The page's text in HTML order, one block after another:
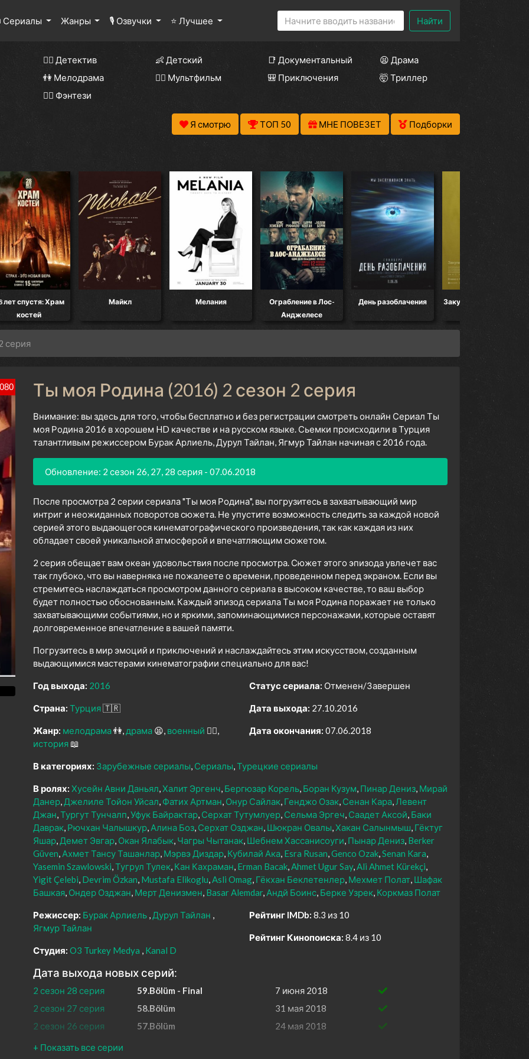
Сериалы Жанры 🎙 Озвучки ⭐ Лучшее Найти
🕵️‍♂️ Детектив 👶 Детский 📑 Документальный
😫 Драма
👫 Мелодрама 🧚‍♀️ Мультфильм 🎒 Приключения
🤯 Триллер
🧝‍♂️ Фэнтези
Я смотрю ТОП 50 МНЕ ПОВЕЗЕТ Подборки
лет спустя: Храм
костей
Майкл Мелания
Ограбление в Лос-
Анджелесе
День разоблачения Закулисье реальности
серия
Ты моя Родина (2016) 2 сезон 2 серия
Внимание: вы здесь для того, чтобы бесплатно и без регистрации смотреть онлайн Сериал Ты
моя Родина 2016 в хорошем HD качестве и на русском языке. Сьемки происходили в Турция
талантливым режиссером Бурак Арлиель, Дурул Тайлан, Ягмур Тайлан начиная с 2016 года.
Обновление: 2 сезон 26, 27, 28 серия - 07.06.2018
После просмотра 2 серии сериала "Ты моя Родина", вы погрузитесь в захватывающий мир
интриг и неожиданных поворотов сюжета. Не упустите возможность следить за каждой новой
серией этого выдающегося кинематографического произведения, так как каждая из них
обладает своей уникальной атмосферой и впечатляющим сюжетом.
2 серия обещает вам океан удовольствия после просмотра. Сюжет этого эпизода увлечет вас
так глубоко, что вы наверняка не пожалеете о времени, проведенном перед экраном. Если вы
стремитесь наслаждаться просмотром данного сериала в высоком качестве, то ваш выбор
будет полностью обоснованным. Каждый эпизод сериала Ты моя Родина поражает не только
захватывающими событиями, но и яркими, запоминающимися персонажами, которые оставят
долговременное впечатление в вашей памяти.
Погрузитесь в мир эмоций и приключений и наслаждайтесь этим искусством, созданным
выдающимися мастерами кинематографии специально для вас!
Год выхода: 2016
Страна: Турция🇹🇷
Жанр: мелодрама👫 драма 😫 военный 👨‍✈️
история 📖
Статус сериала: Отменен/Завершен
Дата выхода: 27.10.2016
Дата окончания: 07.06.2018
В категориях: Зарубежные сериалы Сериалы Турецкие сериалы
В ролях: Хусейн Авни Даньял Халит Эргенч Бергюзар Корель Боран Кузум Пинар Дениз Мирай
Данер Джелиле Тойон Уйсал Фатих Артман Онур Сайлак Генджо Озак Сенан Кара Левент
Джан Тургут Тунчалп Уфук Байрактар Серхат Тутумлуер Сельма Эргеч Саадет Аксой Баки
Даврак Рючхан Чалышкур Алина Боз Серхат Озджан Шюкран Овалы Хакан Салынмыш Гёктуг
Яшар Демет Эвгар Окан Ялабык Чагры Чытанак Шебнем Хассанисоуги Пынар Дениз Berker
Güven Ахмет Тансу Ташанлар Мэрвэ Диздар Кубилай Ака Esra Rusan Genco Ozak Senan Kara
Yasemin Szawlowski Тугрул Тулек Кан Кахраман Erman Bacak Ahmet Ugur Say Ali Ahmet Kürekçi
Yigit Çelebi Devrim Özkan Mustafa Elikoglu Asli Omag Гёкхан Беклетенлер Мехмет Полат Шафак
Башкая Ондер Озджан Мерт Денизмен Basar Alemdar Андй Боинс Берке Узрек Коркмаз Полат
Режиссер: Бурак Арлиель Дурул Тайлан
Ягмур Тайлан
Студия: O3 Turkey Medya Kanal D
Рейтинг IMDb: 8.3 из 10
Рейтинг Кинопоиска: 8.4 из 10
Дата выхода новых серий:
2 сезон 28 серия 59.Bölüm - Final
7 июня 2018
2 сезон 27 серия
58.Bölüm
31 мая 2018
2 сезон 26 серия
57.Bölüm
24 мая 2018
2 сезон 25 серия